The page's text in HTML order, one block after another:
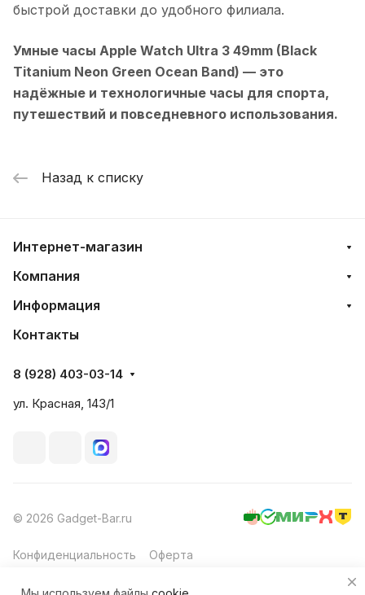
быстрой доставки до удобного филиала.
Умные часы Apple Watch Ultra 3 49mm (Black
Titanium Neon Green Ocean Band) — это
надёжные и технологичные часы для спорта,
путешествий и повседневного использования.
Назад к списку
Интернет-магазин
Компания
Информация
Контакты
8 (928) 403-03-14
ул. Красная, 143/1
© 2026 Gadget-Bar.ru
Конфиденциальность Оферта